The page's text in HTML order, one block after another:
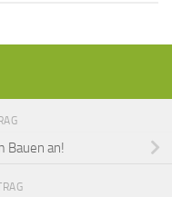
Bauen an!